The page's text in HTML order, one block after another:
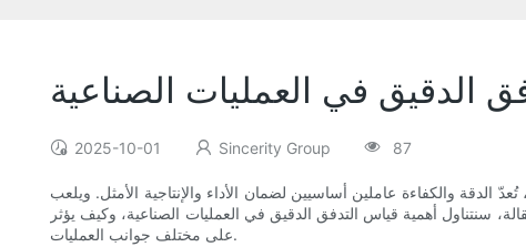
الدقيق في العمليات الصناعية
2025-10-01 Sincerity Group 87
والكفاءة عاملين أساسيين لضمان الأداء والإنتاجية الأمثل. ويلعب
سنتناول أهمية قياس التدفق الدقيق في العمليات الصناعية، وكيف يؤثر
على مختلف جوانب العمليات.